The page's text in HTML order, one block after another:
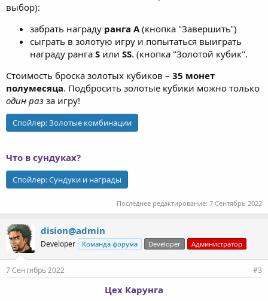
выбор):
забрать награду ранга A(кнопка "Завершить")
сыграть в золотую игру и попытаться выиграть
награду ранга S или SS. (кнопка "Золотой кубик".
Стоимость броска золотых кубиков – 35 монет
полумесяца. Подбросить золотые кубики можно только
один раз за игру!
Спойлер:Золотые комбинации
Что в сундуках?
Спойлер:Сундуки и награды
Последнее редактирование: 7 Сентябрь 2022
dision@admin
Developer Команда форума Developer Администратор
7 Сентябрь 2022 #3
Цех Карунга